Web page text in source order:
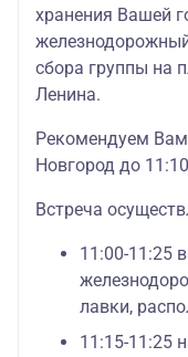
хранения Вашей
сбора группы на
Ленина.
Рекомендуем
Новгород до
Встреча
11:00-11:25
лавки,
11:15-11:25